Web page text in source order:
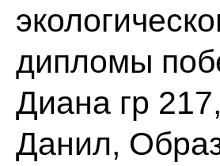
дипломы
Диана гр
Данил,